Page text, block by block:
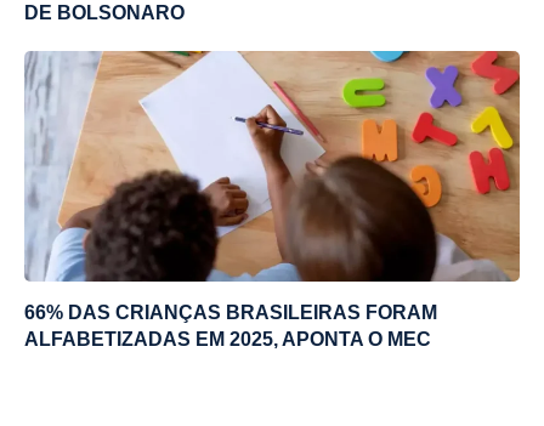
DE BOLSONARO
66% DAS CRIANÇAS BRASILEIRAS FORAM
ALFABETIZADAS EM 2025, APONTA O MEC